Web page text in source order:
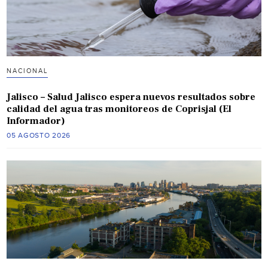
NACIONAL
Jalisco – Salud Jalisco espera nuevos resultados sobre
calidad del agua tras monitoreos de Coprisjal (El
Informador)
05 AGOSTO 2026